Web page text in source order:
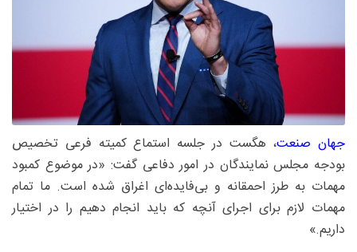
جهان صنعت، هگست در جلسه استماع کمیته فرعی تخصیص
بودجه مجلس نمایندگان در امور دفاعی گفت: «در موضوع کمبود
مهمات به طرز احمقانه و بی‌فایده‌ای اغراق شده است. ما تمام
مهمات لازم برای اجرای آنچه که باید انجام دهیم را در اختیار
داریم.»